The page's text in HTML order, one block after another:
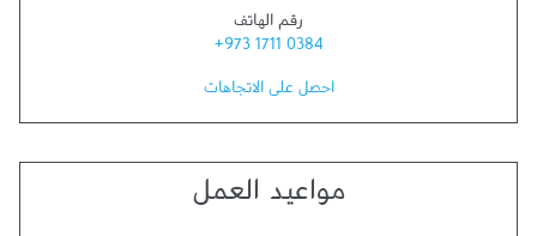
رقم الهاتف
+973 1711 0384
احصل على الاتجاهات
مواعيد العمل